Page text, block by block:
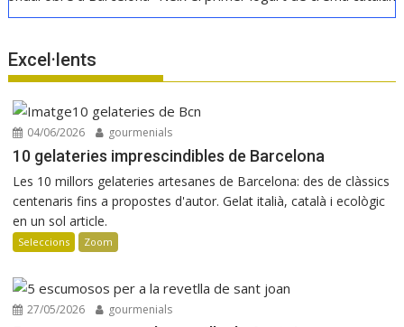
Excel·lents
04/06/2026 gourmenials
10 gelateries imprescindibles de Barcelona
Les 10 millors gelateries artesanes de Barcelona: des de clàssics
centenaris fins a propostes d'autor. Gelat italià, català i ecològic
en un sol article.
Seleccions Zoom
27/05/2026 gourmenials